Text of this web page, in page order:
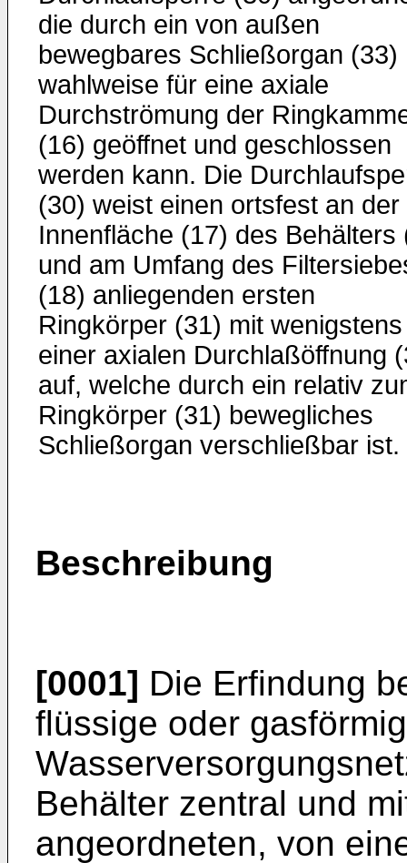
die durch ein von außen
bewegbares Schließorgan (33)
wahlweise für eine axiale
Durchströmung der
(16) geöffnet und geschlossen
werden kann. Die
(30) weist einen ortsfest an der
Innenfläche (17) des Behälters
und am Umfang des
(18) anliegenden ersten
Ringkörper (31) mit wenigstens
einer axialen Durchlaßöffnung
auf, welche durch ein relativ
Ringkörper (31) bewegliches
Schließorgan verschließbar ist.
Beschreibung
[0001] Die Erfindung
flüssige oder
Behälter zentral und
angeordneten, von